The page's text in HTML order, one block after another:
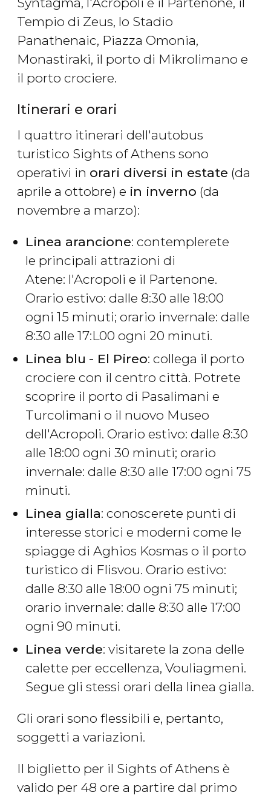
Tempio di Zeus, lo Stadio
Panathenaic, Piazza Omonia,
Monastiraki, il porto di Mikrolimano e
il porto crociere.
Itinerari e orari
I quattro itinerari dell'autobus
turistico Sights of Athens sono
operativi in orari diversi in estate (da
aprile a ottobre) e in inverno (da
novembre a marzo):
Linea arancione: contemplerete
le principali attrazioni di
Atene: l'Acropoli e il Partenone.
Orario estivo: dalle 8:30 alle 18:00
ogni 15 minuti; orario invernale: dalle
8:30 alle 17:L00 ogni 20 minuti.
Linea blu - El Pireo: collega il porto
crociere con il centro città. Potrete
scoprire il porto di Pasalimani e
Turcolimani o il nuovo Museo
dell'Acropoli. Orario estivo: dalle 8:30
alle 18:00 ogni 30 minuti; orario
invernale: dalle 8:30 alle 17:00 ogni 75
minuti.
Linea gialla: conoscerete punti di
interesse storici e moderni come le
spiagge di Aghios Kosmas o il porto
turistico di Flisvou. Orario estivo:
dalle 8:30 alle 18:00 ogni 75 minuti;
orario invernale: dalle 8:30 alle 17:00
ogni 90 minuti.
Linea verde: visitarete la zona delle
calette per eccellenza, Vouliagmeni.
Segue gli stessi orari della linea gialla.
Gli orari sono flessibili e, pertanto,
soggetti a variazioni.
Il biglietto per il Sights of Athens è
valido per 48 ore a partire dal primo